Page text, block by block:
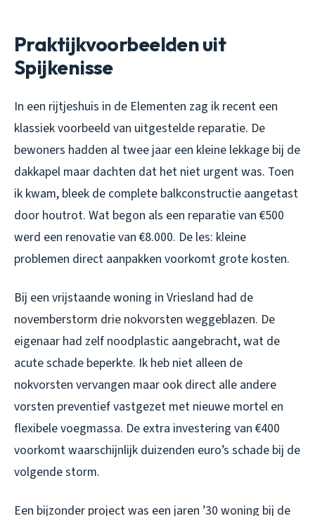
Praktijkvoorbeelden uit
Spijkenisse
In een rijtjeshuis in de Elementen zag ik recent een
klassiek voorbeeld van uitgestelde reparatie. De
bewoners hadden al twee jaar een kleine lekkage bij de
dakkapel maar dachten dat het niet urgent was. Toen
ik kwam, bleek de complete balkconstructie aangetast
door houtrot. Wat begon als een reparatie van €500
werd een renovatie van €8.000. De les: kleine
problemen direct aanpakken voorkomt grote kosten.
Bij een vrijstaande woning in Vriesland had de
novemberstorm drie nokvorsten weggeblazen. De
eigenaar had zelf noodplastic aangebracht, wat de
acute schade beperkte. Ik heb niet alleen de
nokvorsten vervangen maar ook direct alle andere
vorsten preventief vastgezet met nieuwe mortel en
flexibele voegmassa. De extra investering van €400
voorkomt waarschijnlijk duizenden euro’s schade bij de
volgende storm.
Een bijzonder project was een jaren ’30 woning bij de